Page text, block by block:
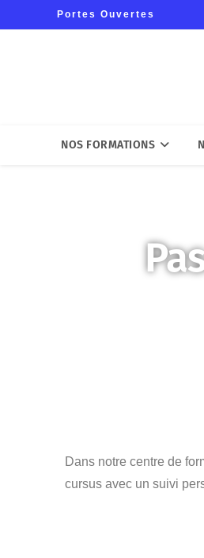
Portes Ouvertes
NOS FORMATIONS
Dans notre centre de
cursus avec un suivi